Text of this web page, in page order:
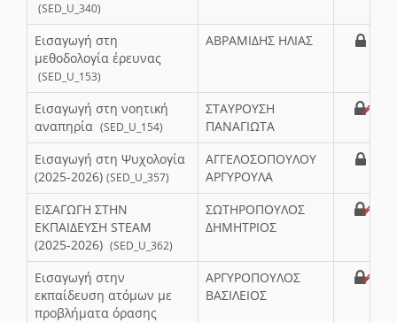
(SED_U_340)
Εισαγωγή στη
μεθοδολογία έρευνας
(SED_U_153)
ΑΒΡΑΜΙΔΗΣ ΗΛΙΑΣ
Εισαγωγή στη νοητική
αναπηρία (SED_U_154)
ΣΤΑΥΡΟΥΣΗ
ΠΑΝΑΓΙΩΤΑ
Εισαγωγή στη Ψυχολογία
(2025-2026) (SED_U_357)
ΑΓΓΕΛΟΣΟΠΟΥΛΟΥ
ΑΡΓΥΡΟΥΛΑ
ΕΙΣΑΓΩΓΗ ΣΤΗΝ
ΕΚΠΑΙΔΕΥΣΗ STEAM
(2025-2026) (SED_U_362)
ΣΩΤΗΡΟΠΟΥΛΟΣ
ΔΗΜΗΤΡΙΟΣ
Εισαγωγή στην
εκπαίδευση ατόμων με
προβλήματα όρασης
ΑΡΓΥΡΟΠΟΥΛΟΣ
ΒΑΣΙΛΕΙΟΣ